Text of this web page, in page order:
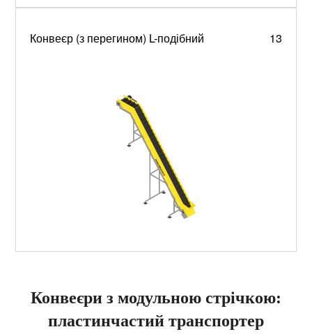
Конвеєр (з перегином) L-подібний 13
Конвеєри з модульною стрічкою:
пластинчастий транспортер